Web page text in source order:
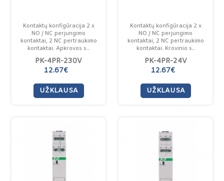
Kontaktų konfigūracija 2 x
NO / NC perjungimo
kontaktai, 2 NC pertraukimo
kontaktai. Apkrovos s..
PK-4PR-230V
12.67€
UŽKLAUSA
Kontaktų konfigūracija 2 x
NO / NC perjungimo
kontaktai, 2 NC pertraukimo
kontaktai. Krovinio s..
PK-4PR-24V
12.67€
UŽKLAUSA